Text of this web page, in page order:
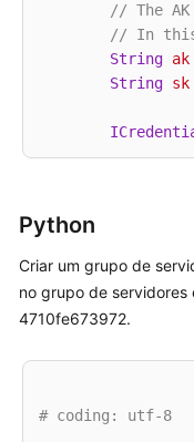
Technology
Billing
SDK
Reference
Videos
More
// The
// In this
String ak
String sk
Python
Criar um grupo de
no grupo de
4710fe673972.
# coding: utf-8